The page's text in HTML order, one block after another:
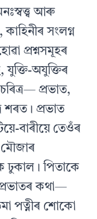
আৰু
সংলগ্ন
প্ৰশ্নসমূহৰ
অযুক্তিৰ
প্ৰভাত,
শৰত। প্ৰভাত
বাৰীয়ে তেওঁৰ
মৌজাৰ
ঢুকাল। পিতাকে
কথা—
পত্নীৰ শোকো